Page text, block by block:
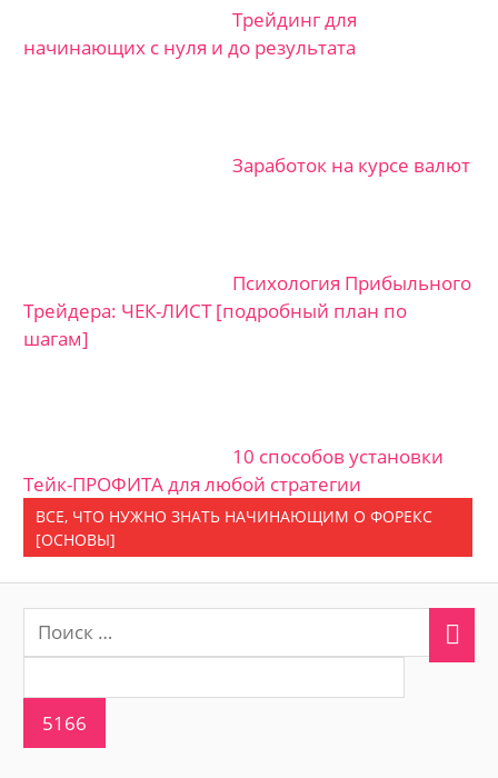
Трейдинг для
начинающих с нуля и до результата
Заработок на курсе валют
Психология Прибыльного
Трейдера: ЧЕК-ЛИСТ [подробный план по
шагам]
10 способов установки
Тейк-ПРОФИТА для любой стратегии
ВСЕ, ЧТО НУЖНО ЗНАТЬ НАЧИНАЮЩИМ О ФОРЕКС
[ОСНОВЫ]